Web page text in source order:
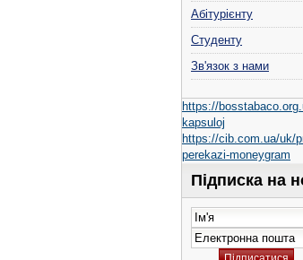
Абітурієнту
Студенту
Зв'язок з нами
https://
kapsuloj
https://cib.com.ua/uk/
perekazi-moneygram
Підписка на